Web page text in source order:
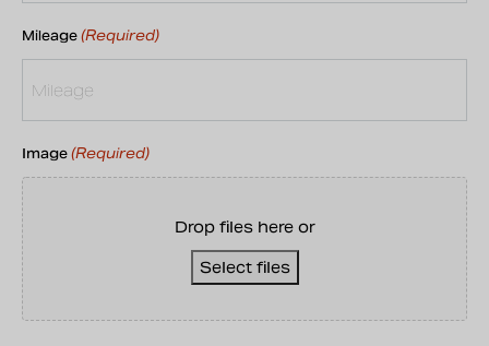
Mileage (Required)
Image (Required)
Drop files here or
Select files